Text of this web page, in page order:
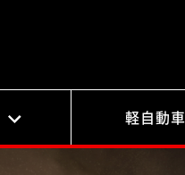
軽自動車